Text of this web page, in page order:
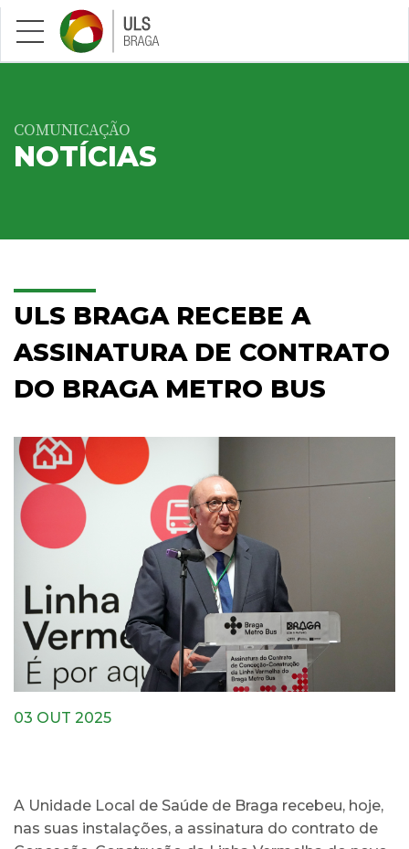
Saltar para conteúdo principal
COMUNICAÇÃO
NOTÍCIAS
ULS BRAGA RECEBE A
ASSINATURA DE CONTRATO
DO BRAGA METRO BUS
03 OUT 2025
A Unidade Local de Saúde de Braga recebeu, hoje,
nas suas instalações, a assinatura do contrato de